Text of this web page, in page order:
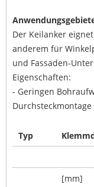
Der Keilanker
anderem für
und Fassaden-
Eigenschaften:
- Geringen
Durchsteckmontage
Typ
[mm]